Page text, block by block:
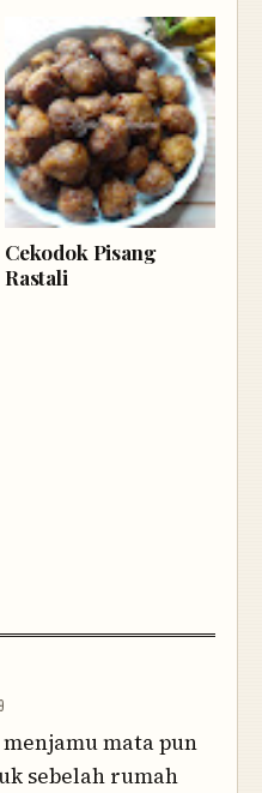
Cekodok Pisang
Rastali
mata pun
sebelah rumah